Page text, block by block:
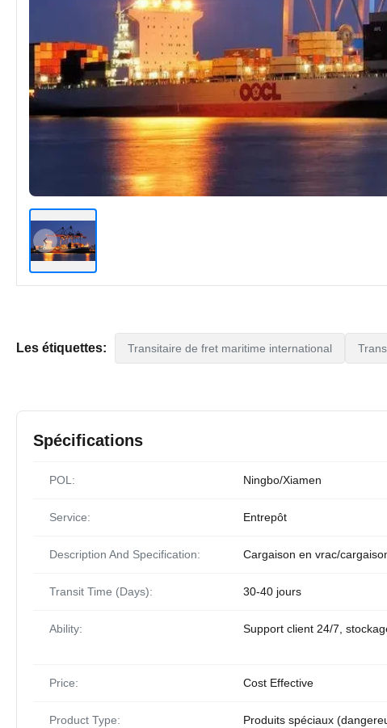
Les étiquettes: Transitaire de fret maritime international
Spécifications
POL: Ningbo/Xiamen
Service: Entrepôt
Description And Specification: Cargaison en vrac/
Transit Time (Days): 30-40 jours
Ability: Support client 24/7,
Price: Cost Effective
Product Type: Produits spéciaux